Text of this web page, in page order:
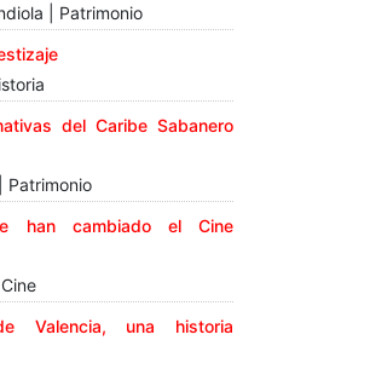
| Patrimonio
del Caribe Sabanero
Patrimonio
han cambiado el Cine
Valencia, una historia